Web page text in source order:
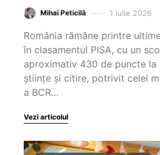
Mihai Peticilă 1 iulie 2026
România rămâne printre
în clasamentul PISA, cu un
aproximativ 430 de puncte la
științe și citire, potrivit celei
a BCR…
Vezi articolul